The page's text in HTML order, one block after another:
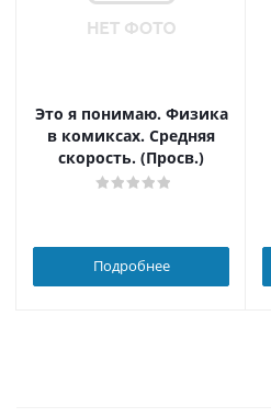
Это я понимаю. Физика
в комиксах. Средняя
скорость. (Просв.)
Подробнее